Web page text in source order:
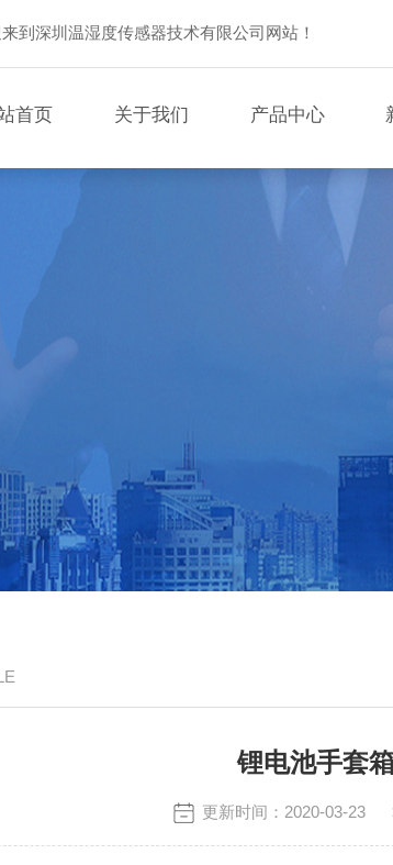
到深圳温湿度传感器技术有限公司网站！
首页 关于我们 产品中心
锂电池手套
更新时间：2020-03-23